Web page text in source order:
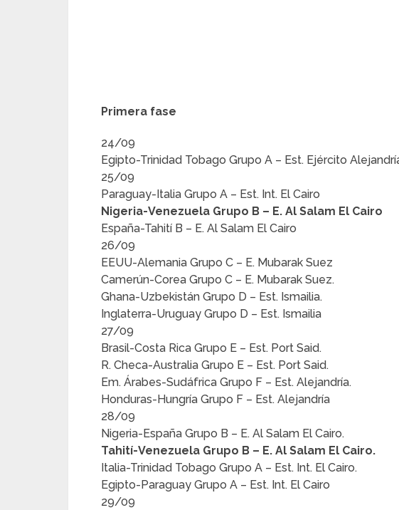
Primera fase
24/09
Egipto-Trinidad Tobago Grupo A – Est. Ejército
25/09
Paraguay-Italia Grupo A – Est. Int. El Cairo
Nigeria-Venezuela Grupo B – E. Al Salam El Cairo
España-Tahití B – E. Al Salam El Cairo
26/09
EEUU-Alemania Grupo C – E. Mubarak Suez
Camerún-Corea Grupo C – E. Mubarak Suez.
Ghana-Uzbekistán Grupo D – Est. Ismailia.
Inglaterra-Uruguay Grupo D – Est. Ismailia
27/09
Brasil-Costa Rica Grupo E – Est. Port Said.
R. Checa-Australia Grupo E – Est. Port Said.
Em. Árabes-Sudáfrica Grupo F – Est. Alejandría.
Honduras-Hungría Grupo F – Est. Alejandría
28/09
Nigeria-España Grupo B – E. Al Salam El Cairo.
Tahití-Venezuela Grupo B – E. Al Salam El Cairo.
Italia-Trinidad Tobago Grupo A – Est. Int. El Cairo.
Egipto-Paraguay Grupo A – Est. Int. El Cairo
29/09